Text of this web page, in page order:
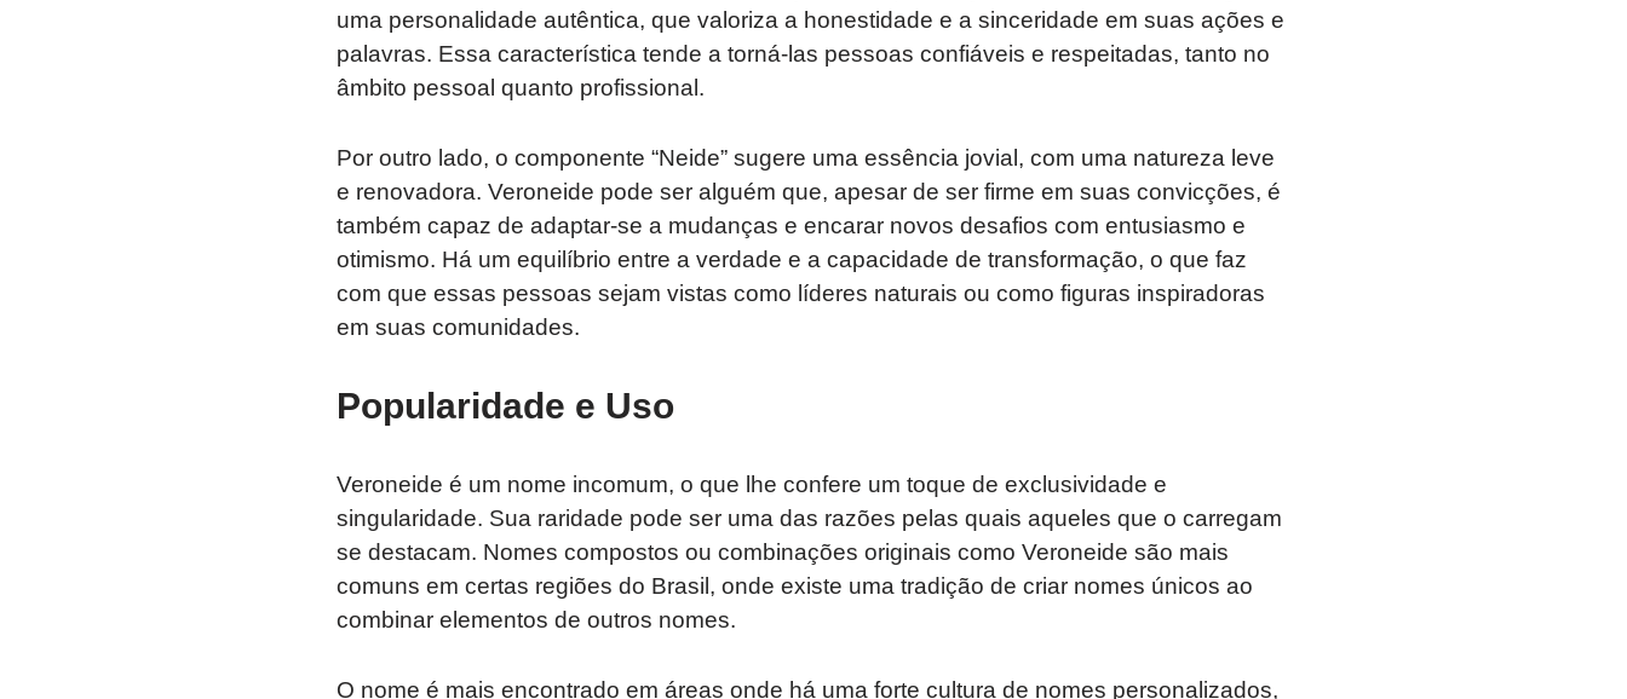
uma personalidade autêntica, que valoriza a honestidade e a sinceridade em suas ações e
palavras. Essa característica tende a torná-las pessoas confiáveis e respeitadas, tanto no
âmbito pessoal quanto profissional.
Por outro lado, o componente “Neide” sugere uma essência jovial, com uma natureza leve
e renovadora. Veroneide pode ser alguém que, apesar de ser firme em suas convicções, é
também capaz de adaptar-se a mudanças e encarar novos desafios com entusiasmo e
otimismo. Há um equilíbrio entre a verdade e a capacidade de transformação, o que faz
com que essas pessoas sejam vistas como líderes naturais ou como figuras inspiradoras
em suas comunidades.
Popularidade e Uso
Veroneide é um nome incomum, o que lhe confere um toque de exclusividade e
singularidade. Sua raridade pode ser uma das razões pelas quais aqueles que o carregam
se destacam. Nomes compostos ou combinações originais como Veroneide são mais
comuns em certas regiões do Brasil, onde existe uma tradição de criar nomes únicos ao
combinar elementos de outros nomes.
O nome é mais encontrado em áreas onde há uma forte cultura de nomes personalizados,